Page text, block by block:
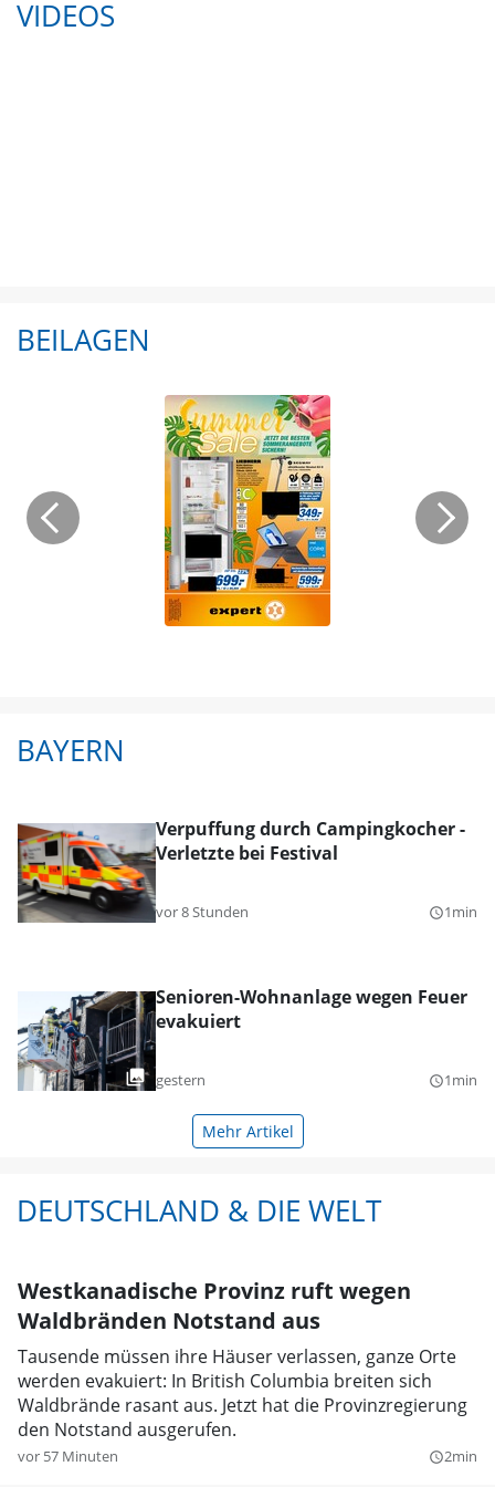
VIDEOS
BEILAGEN
BAYERN
Verpuffung durch Campingkocher -
Verletzte bei Festival
vor 8 Stunden query_builder1min
Senioren-Wohnanlage wegen Feuer
evakuiert
gestern query_builder1min
Mehr Artikel
DEUTSCHLAND & DIE WELT
Westkanadische Provinz ruft wegen
Waldbränden Notstand aus
Tausende müssen ihre Häuser verlassen, ganze Orte
werden evakuiert: In British Columbia breiten sich
Waldbrände rasant aus. Jetzt hat die Provinzregierung
den Notstand ausgerufen.
vor 57 Minuten query_builder2min